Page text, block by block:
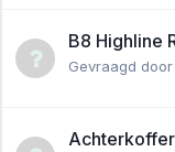
B8 Highline
Gevraagd door